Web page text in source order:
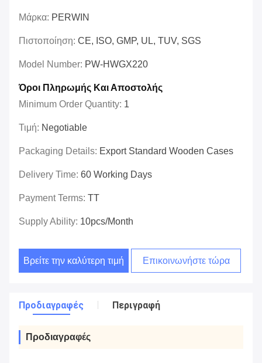
Μάρκα: PERWIN
Πιστοποίηση: CE, ISO, GMP, UL, TUV, SGS
Model Number: PW-HWGX220
Όροι Πληρωμής Και Αποστολής
Minimum Order Quantity: 1
Τιμή: Negotiable
Packaging Details: Export Standard Wooden Cases
Delivery Time: 60 Working Days
Payment Terms: TT
Supply Ability: 10pcs/month
Βρείτε την καλύτερη τιμή Επικοινωνήστε τώρα
Προδιαγραφές Περιγραφή
Προδιαγραφές